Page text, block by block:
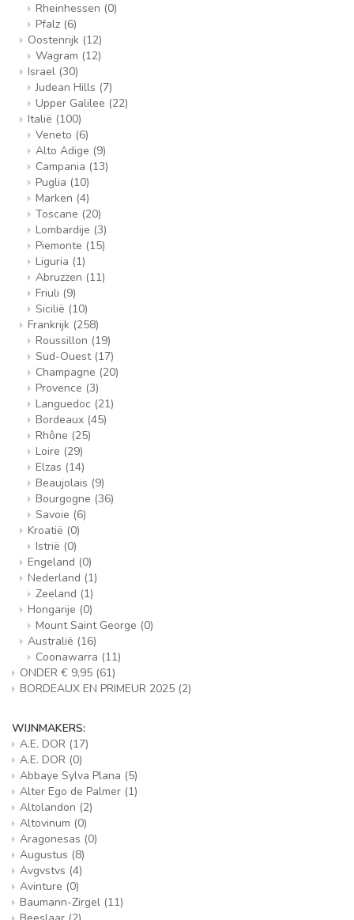
Rheinhessen (0)
Pfalz (6)
Oostenrijk (12)
Wagram (12)
Israel (30)
Judean Hills (7)
Upper Galilee (22)
Italië (100)
Veneto (6)
Alto Adige (9)
Campania (13)
Puglia (10)
Marken (4)
Toscane (20)
Lombardije (3)
Piemonte (15)
Liguria (1)
Abruzzen (11)
Friuli (9)
Sicilië (10)
Frankrijk (258)
Roussillon (19)
Sud-Ouest (17)
Champagne (20)
Provence (3)
Languedoc (21)
Bordeaux (45)
Rhône (25)
Loire (29)
Elzas (14)
Beaujolais (9)
Bourgogne (36)
Savoie (6)
Kroatië (0)
Istrië (0)
Engeland (0)
Nederland (1)
Zeeland (1)
Hongarije (0)
Mount Saint George (0)
Australië (16)
Coonawarra (11)
ONDER € 9,95 (61)
BORDEAUX EN PRIMEUR 2025 (2)
WIJNMAKERS:
A.E. DOR (17)
A.E. DOR (0)
Abbaye Sylva Plana (5)
Alter Ego de Palmer (1)
Altolandon (2)
Altovinum (0)
Aragonesas (0)
Augustus (8)
Avgvstvs (4)
Avinture (0)
Baumann-Zirgel (11)